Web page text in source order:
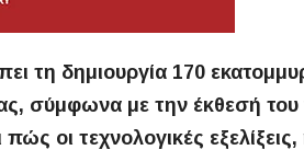
τη δημιουργία 170
σύμφωνα με την έκθεσή του
οι τεχνολογικές εξελίξεις,